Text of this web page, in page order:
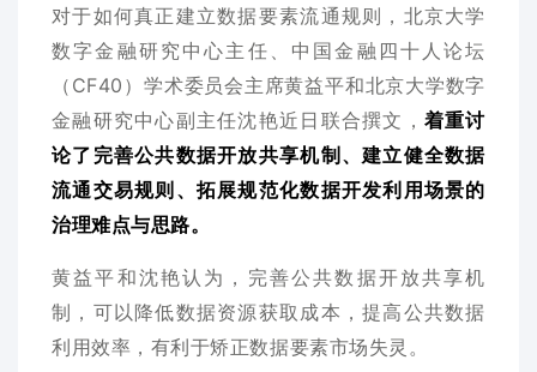
对于如何真正建立数据要素流通规则， 北京大学
数字金融研究中心主任 、中国金融四十人论坛
（CF40）学术委员会主席黄益平和北京大学数字
金融研究中心副主任沈艳近日联合撰文， 着重讨
论了完善公共数据开放共享机制、建立健全数据
流通交易规则、拓展规范化数据开发利用场景的
治理难点与思路。
黄益平和沈艳认为，完善公共数据开放共享机
制，可以降低数据资源获取成本，提高公共数据
利用效率，有利于矫正数据要素市场失灵。